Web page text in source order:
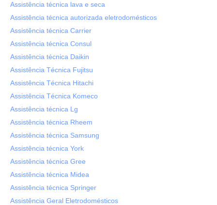
Assistência técnica lava e seca
Assistência técnica autorizada eletrodomésticos
Assistência técnica Carrier
Assistência técnica Consul
Assistência técnica Daikin
Assistência Técnica Fujitsu
Assistência Técnica Hitachi
Assistência Técnica Komeco
Assistência técnica Lg
Assistência técnica Rheem
Assistência técnica Samsung
Assistência técnica York
Assistência técnica Gree
Assistência técnica Midea
Assistência técnica Springer
Assistência Geral Eletrodomésticos